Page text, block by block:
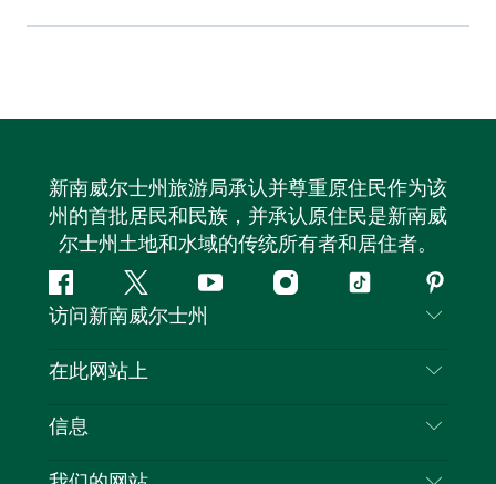
新南威尔士州旅游局承认并尊重原住民作为该
州的首批居民和民族，并承认原住民是新南威
尔士州土地和水域的传统所有者和居住者。
Facebook叽
叽
喳
YouTubeInstagram
抖
访问新南威尔士州
联系我们
隐私
在此网站上
目的地
信息
旅行信息